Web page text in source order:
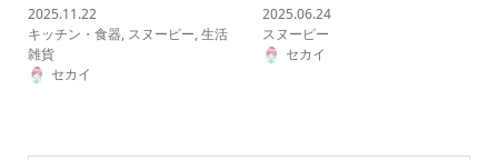
2025.11.22
キッチン・食器, スヌーピー,生活
雑貨
セカイ
2025.06.24
スヌーピー
セカイ